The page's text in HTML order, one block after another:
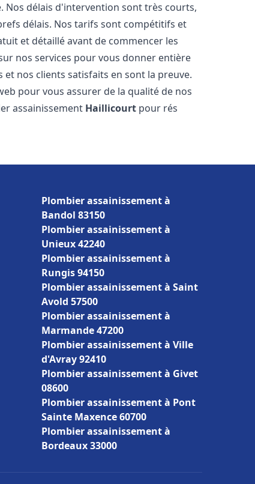
délais d'intervention sont très courts,
délais. Nos tarifs sont compétitifs et
et détaillé avant de commencer les
nos services pour vous donner entière
nos clients satisfaits en sont la preuve.
pour vous assurer de la qualité de nos
assainissement Haillicourt pour rés
Plombier assainissement à
Bandol 83150
Plombier assainissement à
Unieux 42240
Plombier assainissement à
Rungis 94150
Plombier assainissement à Saint
Avold 57500
Plombier assainissement à
Marmande 47200
Plombier assainissement à Ville
d'Avray 92410
Plombier assainissement à Givet
08600
Plombier assainissement à Pont
Sainte Maxence 60700
Plombier assainissement à
Bordeaux 33000